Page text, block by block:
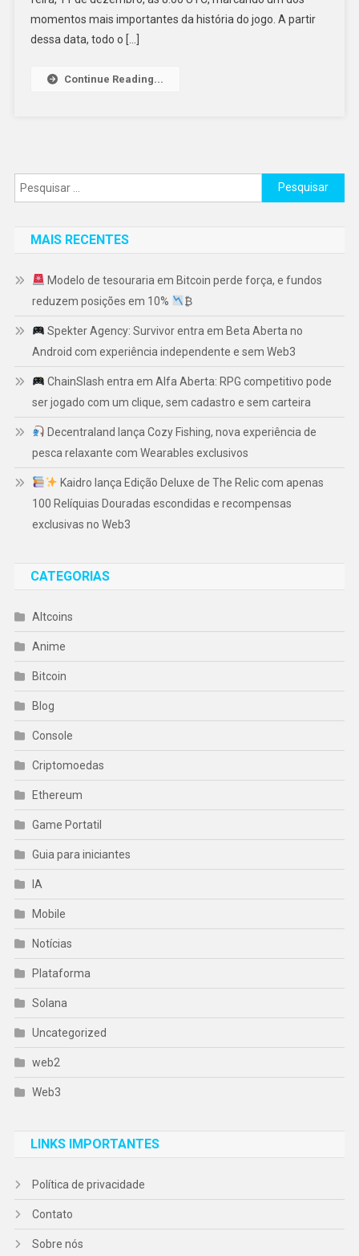
momentos mais importantes da história do jogo. A partir
dessa data, todo o […]
Continue Reading...
Pesquisar
por:
MAIS RECENTES
Modelo de tesouraria em Bitcoin perde força, e fundos
reduzem posições em 10%
₿
Spekter Agency: Survivor entra em Beta Aberta no
Android com experiência independente e sem Web3
ChainSlash entra em Alfa Aberta: RPG competitivo pode
ser jogado com um clique, sem cadastro e sem carteira
Decentraland lança Cozy Fishing, nova experiência de
pesca relaxante com Wearables exclusivos
Kaidro lança Edição Deluxe de The Relic com apenas
100 Relíquias Douradas escondidas e recompensas
exclusivas no Web3
CATEGORIAS
Altcoins
Anime
Bitcoin
Blog
Console
Criptomoedas
Ethereum
Game Portatil
Guia para iniciantes
IA
Mobile
Notícias
Plataforma
Solana
Uncategorized
web2
Web3
LINKS IMPORTANTES
Política de privacidade
Contato
Sobre nós